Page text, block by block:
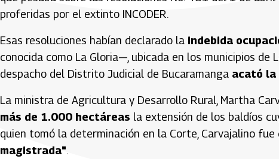
proferidas por el extinto INCODER.
Esas resoluciones habían declarado la indebida
conocida como La Gloria—, ubicada en los municipios de
despacho del Distrito Judicial de Bucaramanga acató la
La ministra de Agricultura y Desarrollo Rural, Martha
más de 1.000 hectáreas la extensión de los baldíos
quien tomó la determinación en la Corte, Carvajalino fue
magistrada".